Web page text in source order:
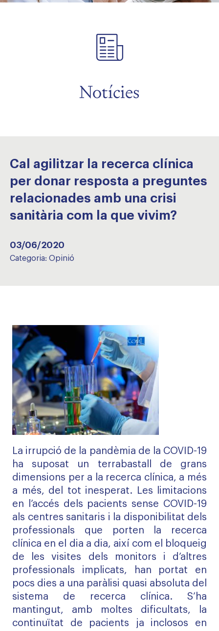
Notícies
Cal agilitzar la recerca clínica
per donar resposta a preguntes
relacionades amb una crisi
sanitària com la que vivim?
03/06/2020
Categoria: Opinió
La irrupció de la pandèmia de la COVID-19
ha suposat un terrabastall de grans
dimensions per a la recerca clínica, a més
a més, del tot inesperat. Les limitacions
en l’accés dels pacients sense COVID-19
als centres sanitaris i la disponibilitat dels
professionals que porten la recerca
clínica en el dia a dia, així com el bloqueig
de les visites dels monitors i d’altres
professionals implicats, han portat en
pocs dies a una paràlisi quasi absoluta del
sistema de recerca clínica. S’ha
mantingut, amb moltes dificultats, la
continuïtat de pacients ja inclosos en